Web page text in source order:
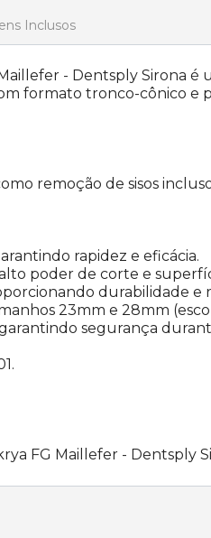
Inclusos
- Dentsply Sirona
formato tronco-cônico
remoção de sisos
rapidez e eficácia.
poder de corte e
durabilidade e
23mm e 28mm
segurança
FG Maillefer - Dentsply